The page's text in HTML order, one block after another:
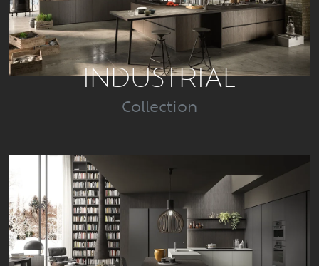
INDUSTRIAL
Collection